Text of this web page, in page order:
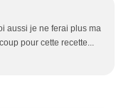
aussi je ne ferai plus ma
pour cette recette...